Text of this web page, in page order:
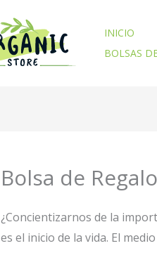
INICIO
BOLSAS
Bolsa de
¿Concientizarnos de la
es el inicio de la vida. El